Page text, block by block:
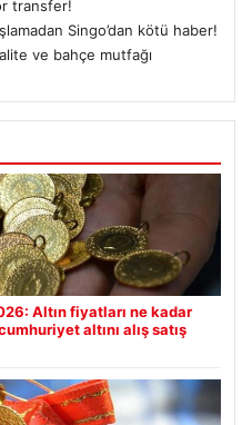
transfer!
Singo’dan kötü haber!
ve bahçe mutfağı
Altın fiyatları ne kadar
altını alış satış